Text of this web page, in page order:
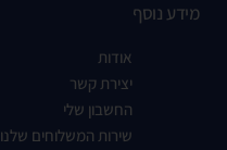
מידע נוסף
אודות
יצירת קשר
החשבון שלי
שירות המשלוחים שלנו